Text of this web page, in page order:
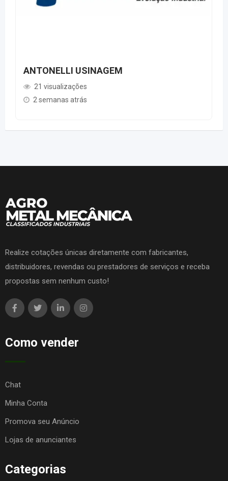
ANTONELLI USINAGEM
21 visualizações
2 semanas atrás
Realize cotações únicas diretamente com fabricantes,
distribuidores, revendas ou prestadores de serviços e receba
propostas sem nenhum custo!
Como vender
Chat
Minha Conta
Promova seu Anúncio
Lojas de anunciantes
Categorias